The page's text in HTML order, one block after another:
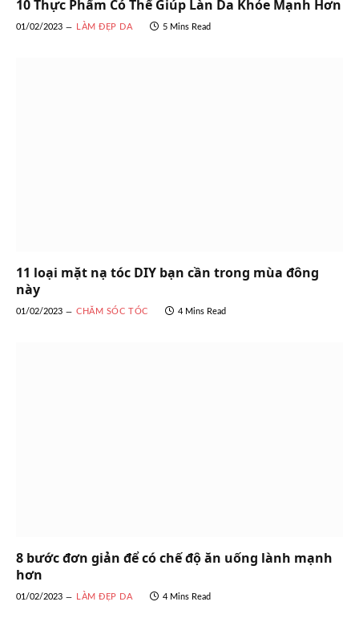
10 Thực Phẩm Có Thể Giúp Làn Da Khỏe Mạnh Hơn
01/02/2023 LÀM ĐẸP DA 5 Mins Read
11 loại mặt nạ tóc DIY bạn cần trong mùa đông
này
01/02/2023 CHĂM SÓC TÓC 4 Mins Read
8 bước đơn giản để có chế độ ăn uống lành mạnh
hơn
01/02/2023 LÀM ĐẸP DA 4 Mins Read